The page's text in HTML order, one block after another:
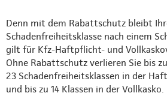
Denn mit dem Rabattschutz bleibt
Schadenfreiheitsklasse nach einem
gilt für Kfz-Haftpflicht- und
Ohne Rabattschutz verlieren Sie bis zu
23 Schadenfreiheitsklassen in der
und bis zu 14 Klassen in der Vollkasko.